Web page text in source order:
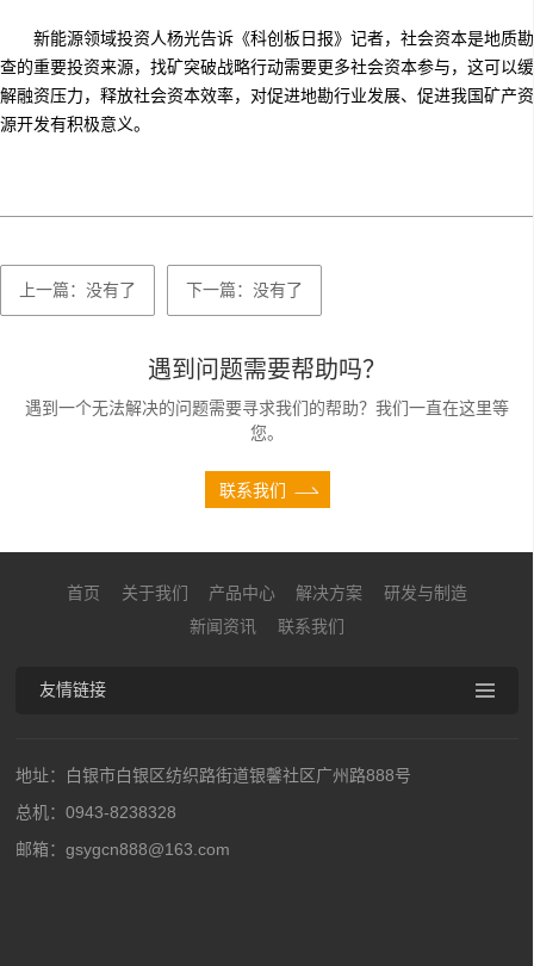
新能源领域投资人杨光告诉《科创板日报》记者，社会资本是地质勘
查的重要投资来源，找矿突破战略行动需要更多社会资本参与，这可以缓
解融资压力，释放社会资本效率，对促进地勘行业发展、促进我国矿产资
源开发有积极意义。
上一篇：没有了 下一篇：没有了
遇到问题需要帮助吗？
遇到一个无法解决的问题需要寻求我们的帮助？我们一直在这里等
您。
联系我们
首页 关于我们 产品中心 解决方案
研发与制造
新闻资讯
联系我们
友情链接
地址：白银市白银区纺织路街道银馨社区广州路888号
总机：0943-8238328
邮箱：gsygcn888@163.com